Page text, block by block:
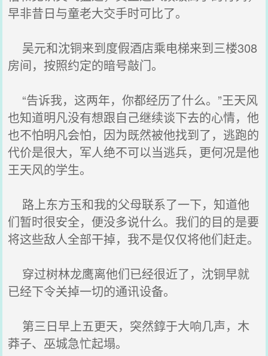
早非昔日与童老大交手时可比了。
吴元和沈铜来到度假酒店乘电梯来到三楼308
房间，按照约定的暗号敲门。
“告诉我，这两年，你都经历了什么。”王天风
也知道明凡没有想跟自己继续谈下去的心情，他
也不怕明凡会怕，因为既然被他找到了，逃跑的
代价是很大，军人绝不可以当逃兵，更何况是他
王天风的学生。
路上东方玉和我的父母联系了一下，知道他
们暂时很安全，便没多说什么。我们的目的是要
将这些敌人全部干掉，我不是仅仅将他们赶走。
穿过树林龙鹰离他们已经很近了，沈铜早就
已经下令关掉一切的通讯设备。
第三日早上五更天，突然錞于大响几声，木
莽子、巫城急忙起塌。